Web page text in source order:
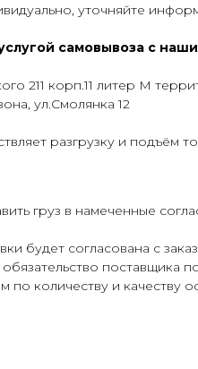
уточняйте
самовывоза с
211 корп.11 литер М
ул.Смолянка 12
разгрузку и подъём
груз в намеченные
будет согласована с
поставщика
по количеству и качеству